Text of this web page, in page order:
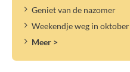
Geniet van de nazomer
Weekendje weg in oktober
Meer >